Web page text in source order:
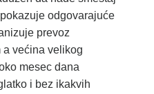
odgovarajuće
prevoz
većina velikog
mesec dana
i bez ikakvih